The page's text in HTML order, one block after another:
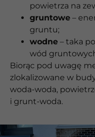
powietrza na
gruntowe –
gruntu;
wodne – taka
wód
Biorąc pod uwagę
zlokalizowane w
woda-woda,
i grunt-woda.